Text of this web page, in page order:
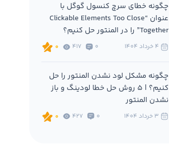
چگونه خطای سرچ کنسول گوگل با
عنوان “Clickable Elements Too Close
Together” را در المنتور حل کنیم؟
0
417
0
چگونه مشکل لود نشدن المنتور را حل
کنیم؟ | 5 روش حل خطا لودینگ و باز
نشدن المنتور
0
427
0